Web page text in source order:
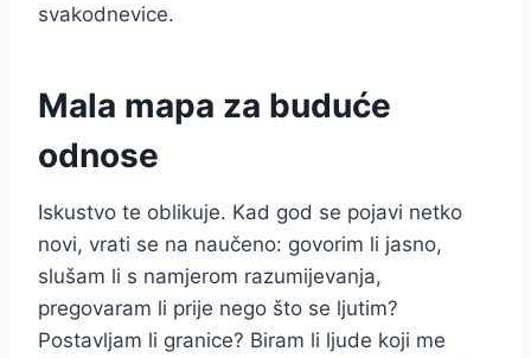
svakodnevice.
Mala mapa za buduće
odnose
Iskustvo te oblikuje. Kad god se pojavi netko
novi, vrati se na naučeno: govorim li jasno,
slušam li s namjerom razumijevanja,
pregovaram li prije nego što se ljutim?
Postavljam li granice? Biram li ljude koji me